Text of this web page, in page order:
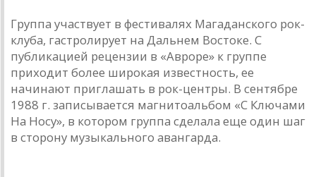
Группа участвует в фестивалях Магаданского рок-
клуба, гастролирует на Дальнем Востоке. С
публикацией рецензии в «Авроре» к группе
приходит более широкая известность, ее
начинают приглашать в рок-центры. В сентябре
1988 г. записывается магнитоальбом «С Ключами
На Носу», в котором группа сделала еще один шаг
в сторону музыкального авангарда.